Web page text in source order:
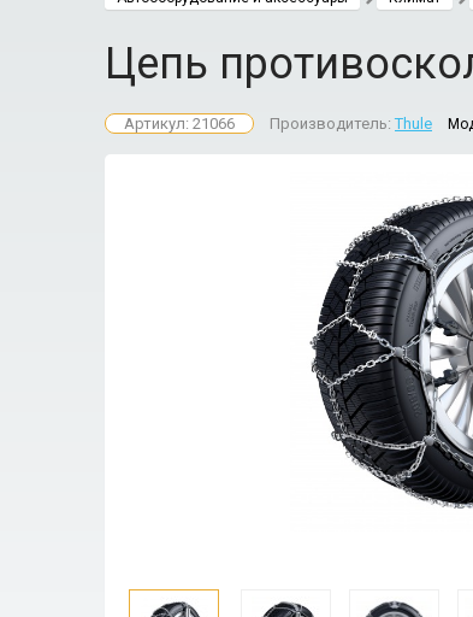
Цепь
Артикул: 21066 Производитель:Thule